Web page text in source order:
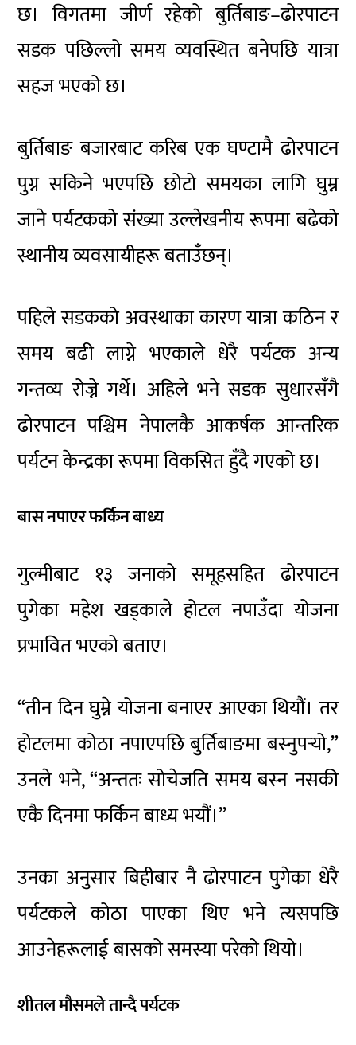
छ। विगतमा जीर्ण रहेको बुर्तिबाङ–ढोरपाटन
सडक पछिल्लो समय व्यवस्थित बनेपछि यात्रा
सहज भएको छ।
बुर्तिबाङ बजारबाट करिब एक घण्टामै ढोरपाटन
पुग्न सकिने भएपछि छोटो समयका लागि घुम्न
जाने पर्यटकको संख्या उल्लेखनीय रूपमा बढेको
स्थानीय व्यवसायीहरू बताउँछन्।
पहिले सडकको अवस्थाका कारण यात्रा कठिन र
समय बढी लाग्ने भएकाले धेरै पर्यटक अन्य
गन्तव्य रोज्ने गर्थे। अहिले भने सडक सुधारसँगै
ढोरपाटन पश्चिम नेपालकै आकर्षक आन्तरिक
पर्यटन केन्द्रका रूपमा विकसित हुँदै गएको छ।
बास नपाएर फर्किन बाध्य
गुल्मीबाट १३ जनाको समूहसहित ढोरपाटन
पुगेका महेश खड्काले होटल नपाउँदा योजना
प्रभावित भएको बताए।
“तीन दिन घुम्ने योजना बनाएर आएका थियौं। तर
होटलमा कोठा नपाएपछि बुर्तिबाङमा बस्नुपर्‍यो,”
उनले भने, “अन्ततः सोचेजति समय बस्न नसकी
एकै दिनमा फर्किन बाध्य भयौं।”
उनका अनुसार बिहीबार नै ढोरपाटन पुगेका धेरै
पर्यटकले कोठा पाएका थिए भने त्यसपछि
आउनेहरूलाई बासको समस्या परेको थियो।
शीतल मौसमले तान्दै पर्यटक